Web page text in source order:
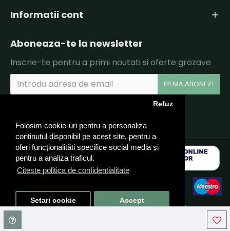
Folosim cookie-uri pentru a personaliza
conținutul disponibil pe acest site, pentru a
oferi funcționalităti specifice social media și
pentru a analiza traficul.
Citeste politica de confidentialitate
Refuz
Setari cookie Accept
Informatii cont
Aboneaza-te la newsletter
Inscrie-te pentru a primi noutati si oferte grozave
MA ABONEZ!
© 2024 CARUSEL LPTG TEAM SRL, CIF: RO40324910 - Toate
drepturile rezervate - by DevPro.ro